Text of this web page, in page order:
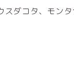
スダコタ、モン